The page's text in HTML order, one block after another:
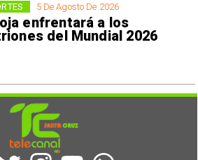
5 De Agosto De 2026
enfrentará a los
del Mundial 2026